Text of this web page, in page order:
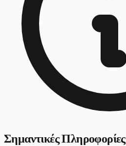
Σημαντικές Πληροφορίες